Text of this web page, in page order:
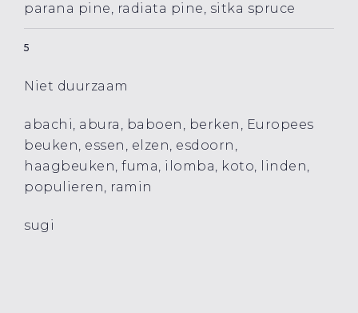
parana pine, radiata pine, sitka spruce
5
Niet duurzaam
abachi, abura, baboen, berken, Europees
beuken, essen, elzen, esdoorn,
haagbeuken, fuma, ilomba, koto, linden,
populieren, ramin
sugi